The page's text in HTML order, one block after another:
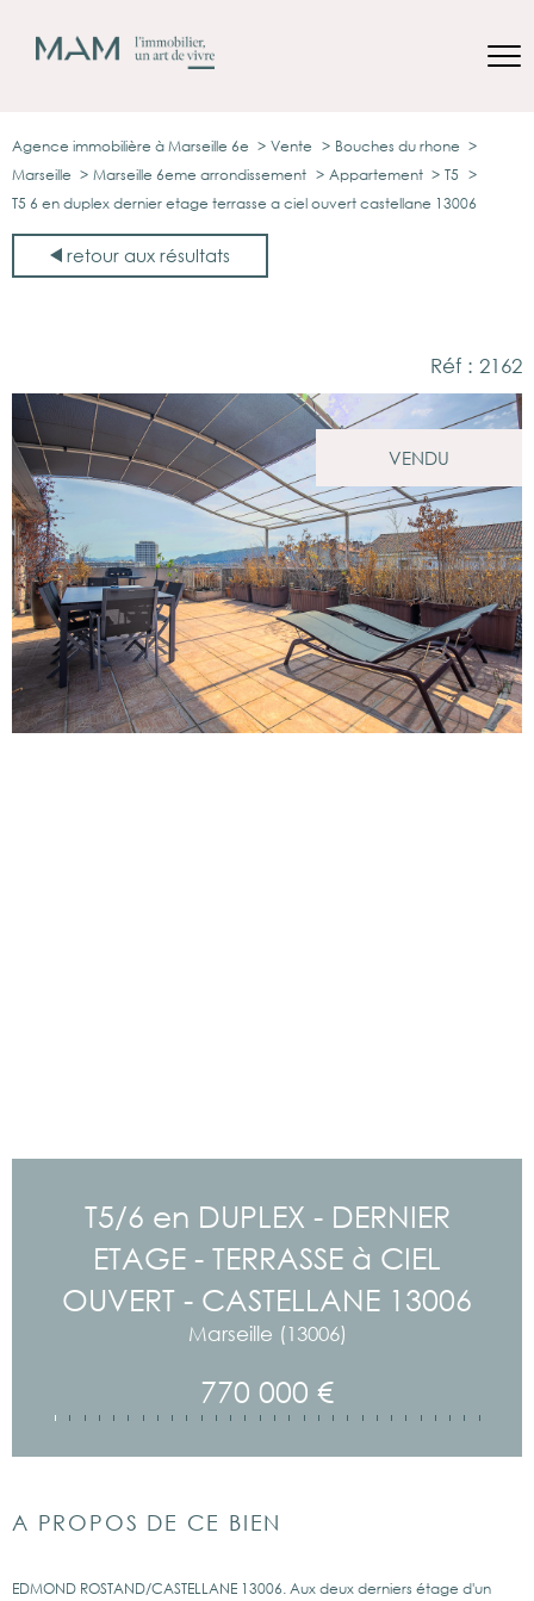
Agence immobilière à Marseille 6e Vente
Bouches du rhone
Marseille
Marseille 6eme arrondissement Appartement
T5
T5 6 en duplex dernier etage terrasse a ciel ouvert castellane 13006
retour aux résultats
Réf : 2162
VENDU
T5/6 en DUPLEX - DERNIER
ETAGE - TERRASSE à CIEL
OUVERT - CASTELLANE 13006
Marseille (13006)
770 000 €
A PROPOS DE CE BIEN
EDMOND ROSTAND/CASTELLANE 13006. Aux deux derniers étage d'un